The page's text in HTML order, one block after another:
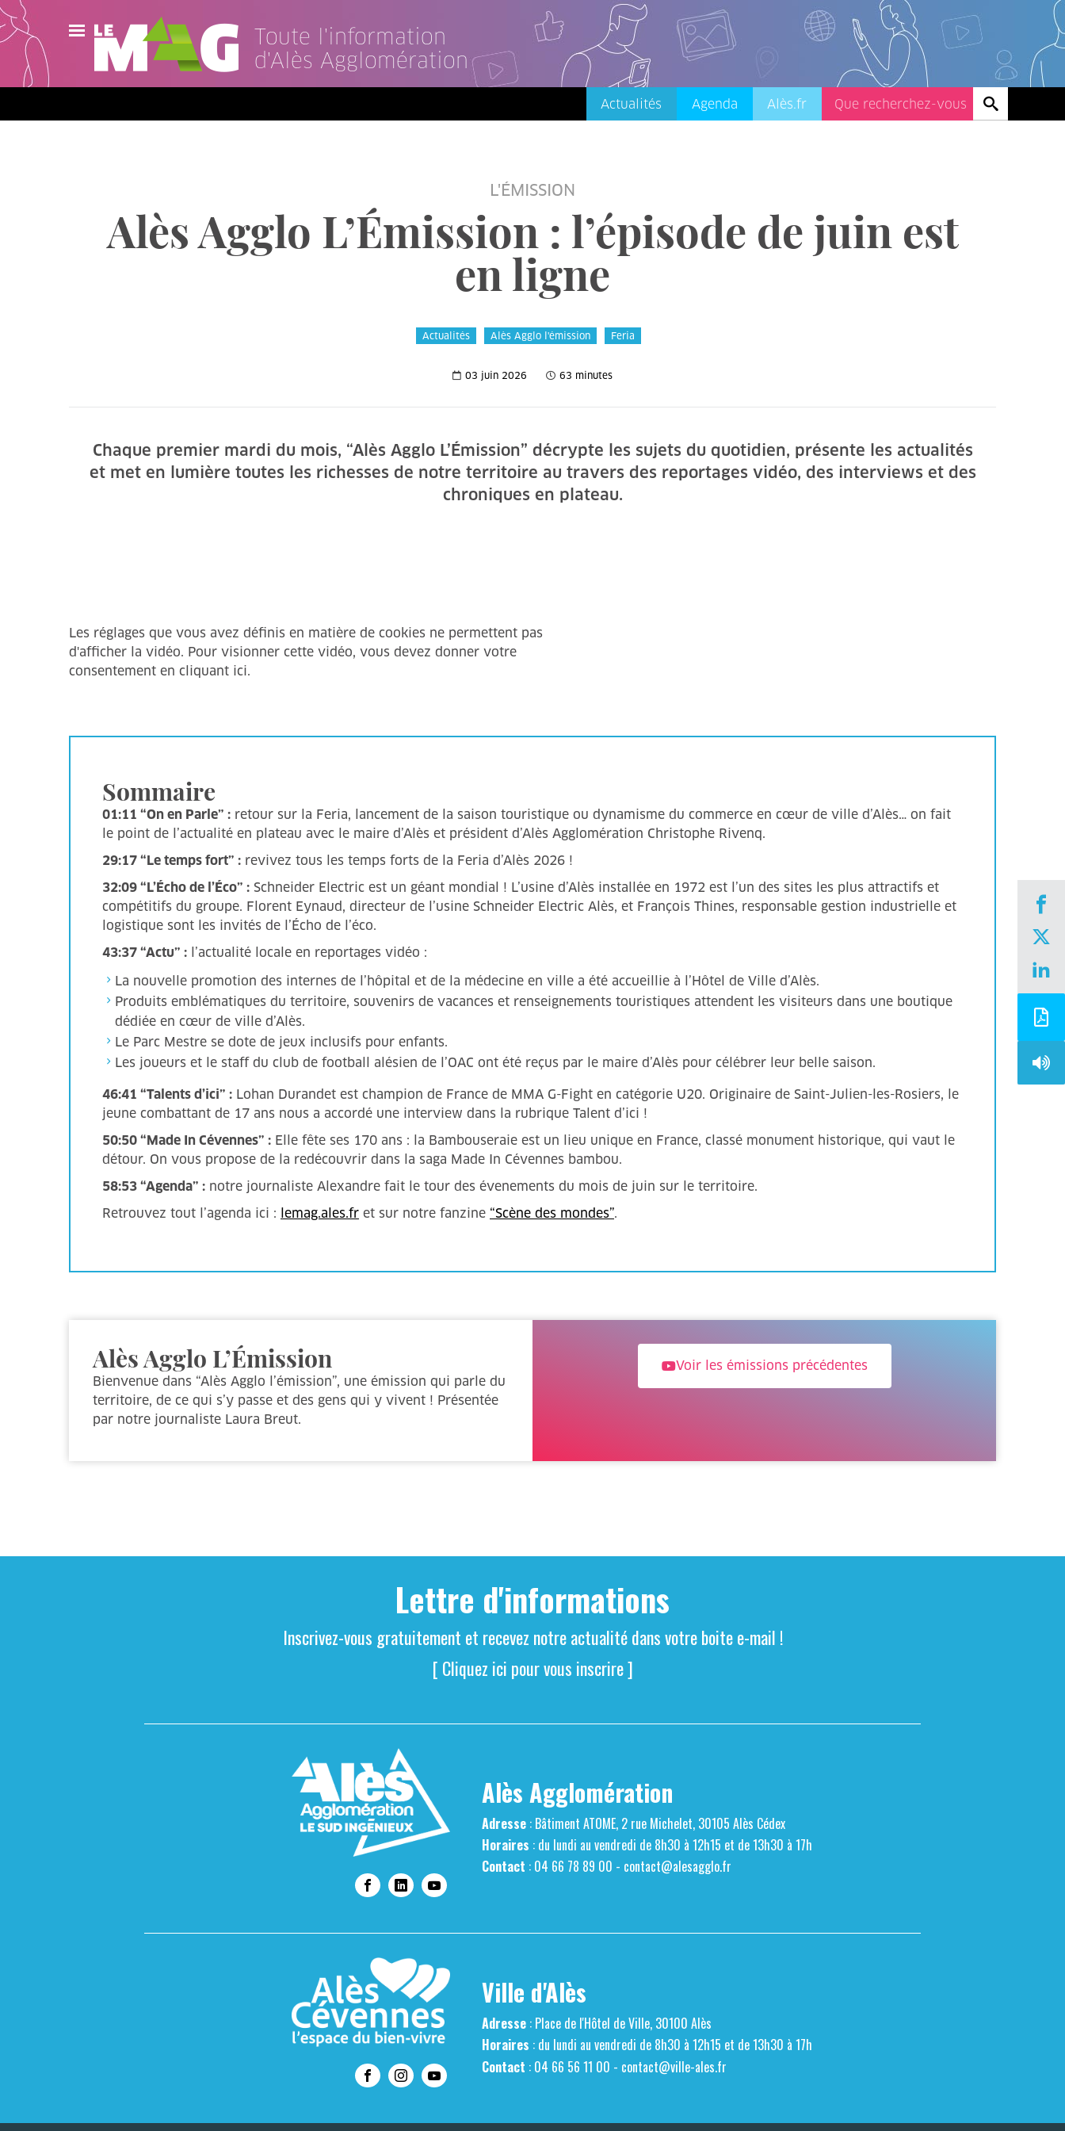
Toute l'information
d'Alès Agglomération
Actualités
Agenda
Contact
Actualités Agenda Alès.fr
L'ÉMISSION
Alès Agglo L’Émission : l’épisode de juin est
en ligne
Actualités Alès Agglo l'émission Feria
03 juin 2026 63 minutes
Chaque premier mardi du mois, “Alès Agglo L’Émission” décrypte les sujets du quotidien, présente les actualités
et met en lumière toutes les richesses de notre territoire au travers des reportages vidéo, des interviews et des
chroniques en plateau.
Sommaire
01:11 “On en Parle” : retour sur la Feria, lancement de la saison touristique ou dynamisme du commerce en cœur de ville d’Alès… on fait
le point de l’actualité en plateau avec le maire d’Alès et président d’Alès Agglomération Christophe Rivenq.
29:17 “Le temps fort” : revivez tous les temps forts de la Feria d’Alès 2026 !
32:09 “L’Écho de l’Éco” : Schneider Electric est un géant mondial ! L’usine d’Alès installée en 1972 est l’un des sites les plus attractifs et
compétitifs du groupe. Florent Eynaud, directeur de l’usine Schneider Electric Alès, et François Thines, responsable gestion industrielle et
logistique sont les invités de l’Écho de l’éco.
43:37 “Actu” : l’actualité locale en reportages vidéo :
La nouvelle promotion des internes de l’hôpital et de la médecine en ville a été accueillie à l’Hôtel de Ville d’Alès.
Produits emblématiques du territoire, souvenirs de vacances et renseignements touristiques attendent les visiteurs dans une boutique
dédiée en cœur de ville d’Alès.
Le Parc Mestre se dote de jeux inclusifs pour enfants.
Les joueurs et le staff du club de football alésien de l’OAC ont été reçus par le maire d’Alès pour célébrer leur belle saison.
46:41 “Talents d’ici” : Lohan Durandet est champion de France de MMA G-Fight en catégorie U20. Originaire de Saint-Julien-les-Rosiers, le
jeune combattant de 17 ans nous a accordé une interview dans la rubrique Talent d’ici !
50:50 “Made In Cévennes” : Elle fête ses 170 ans : la Bambouseraie est un lieu unique en France, classé monument historique, qui vaut le
détour. On vous propose de la redécouvrir dans la saga Made In Cévennes bambou.
58:53 “Agenda” : notre journaliste Alexandre fait le tour des évenements du mois de juin sur le territoire.
Retrouvez tout l’agenda ici : lemag.ales.fr et sur notre fanzine “Scène des mondes”.
Alès Agglo L’Émission
Bienvenue dans “Alès Agglo l’émission”, une émission qui parle du
territoire, de ce qui s’y passe et des gens qui y vivent ! Présentée
par notre journaliste Laura Breut.
Voir les émissions précédentes
Lettre d'informations
Inscrivez-vous gratuitement et recevez notre actualité dans votre boite e-mail !
[ Cliquez ici pour vous inscrire ]
Alès Agglomération
Adresse: Bâtiment ATOME, 2 rue Michelet, 30105 Alès Cédex
Horaires : du lundi au vendredi de 8h30 à 12h15 et de 13h30 à 17h
Contact : 04 66 78 89 00 - contact@alesagglo.fr
Ville d'Alès
Adresse: Place de l'Hôtel de Ville, 30100 Alès
Horaires : du lundi au vendredi de 8h30 à 12h15 et de 13h30 à 17h
Contact : 04 66 56 11 00 - contact@ville-ales.fr